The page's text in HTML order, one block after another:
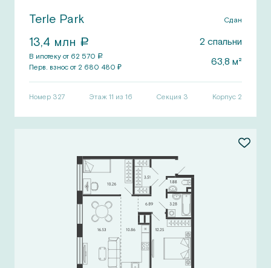
Terle Park Сдан
13,4 млн a 2 спальни
В ипотеку от 62 570 a
Перв. взнос от 2 680 480 ₽ 63,8 м²
Номер 327 Этаж 11 из 16 Секция 3 Корпус 2